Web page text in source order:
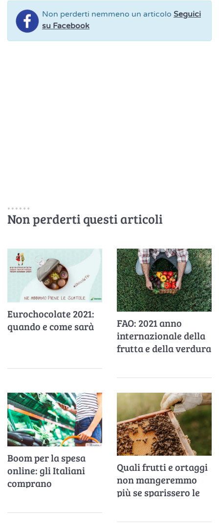
Non perderti nemmeno un articolo Seguici
su Facebook
Non perderti questi articoli
Eurochocolate 2021:
quando e come sarà
FAO: 2021 anno
internazionale della
frutta e della verdura
Boom per la spesa
online: gli Italiani
comprano
Quali frutti e ortaggi
non mangeremmo
più se sparissero le